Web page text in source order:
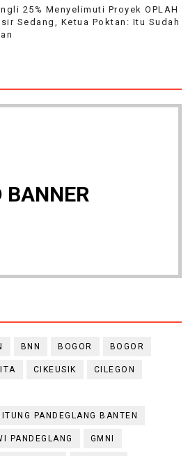
25% Menyelimuti Proyek OPLAH
Sedang, Ketua Poktan: Itu Sudah
BANNER
BNN BOGOR BOGOR
CIKEUSIK CILEGON
PANDEGLANG BANTEN
PANDEGLANG GMNI